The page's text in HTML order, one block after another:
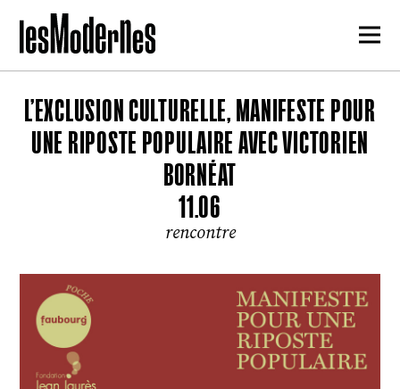
L’EXCLUSION CULTURELLE, MANIFESTE POUR
UNE RIPOSTE POPULAIRE AVEC VICTORIEN
BORNÉAT
11.06
rencontre